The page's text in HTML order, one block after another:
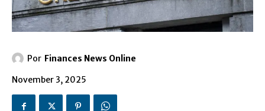
Por Finances News Online
November 3, 2025